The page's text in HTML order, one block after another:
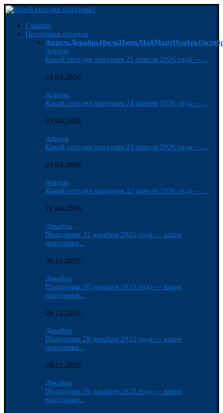
Главная
Праздники сегодня
АпрельДекабрьИюльИюньМайМартНоябрь
Апрель
Какой сегодня праздник 25 апреля 2026 года —...
24.04.2026
Апрель
Какой сегодня праздник 24 апреля 2026 года —...
23.04.2026
Апрель
Какой сегодня праздник 23 апреля 2026 года —...
22.04.2026
Апрель
Какой сегодня праздник 22 апреля 2026 года —...
21.04.2026
Декабрь
Праздники 31 декабря 2025 года — какие
праздники...
30.12.2025
Декабрь
Праздники 30 декабря 2025 года — какие
праздники...
29.12.2025
Декабрь
Праздники 29 декабря 2025 года — какие
праздники...
28.12.2025
Декабрь
Праздники 28 декабря 2025 года — какие
праздники...